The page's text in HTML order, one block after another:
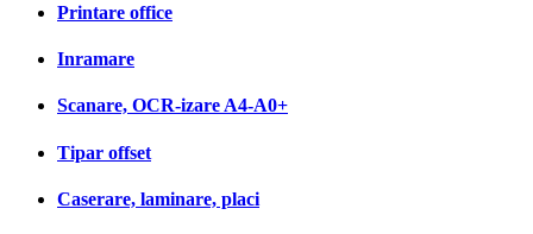
Printare office
Inramare
Scanare, OCR-izare A4-A0+
Tipar offset
Caserare, laminare, placi